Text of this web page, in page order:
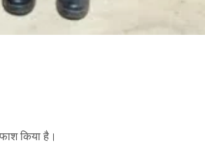
किया है।